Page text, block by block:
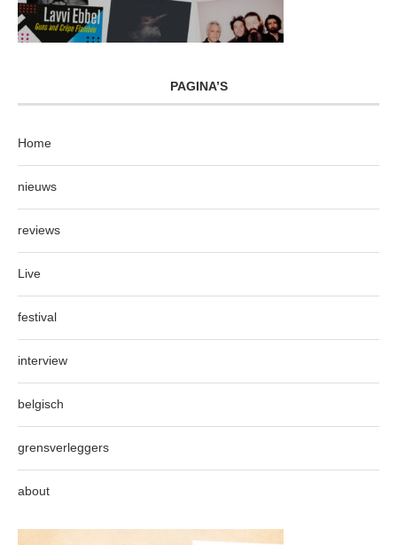
PAGINA’S
Home
nieuws
reviews
Live
festival
interview
belgisch
grensverleggers
about